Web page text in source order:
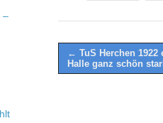
Post
navigation
← TuS Herchen 1922
Halle ganz schön
–